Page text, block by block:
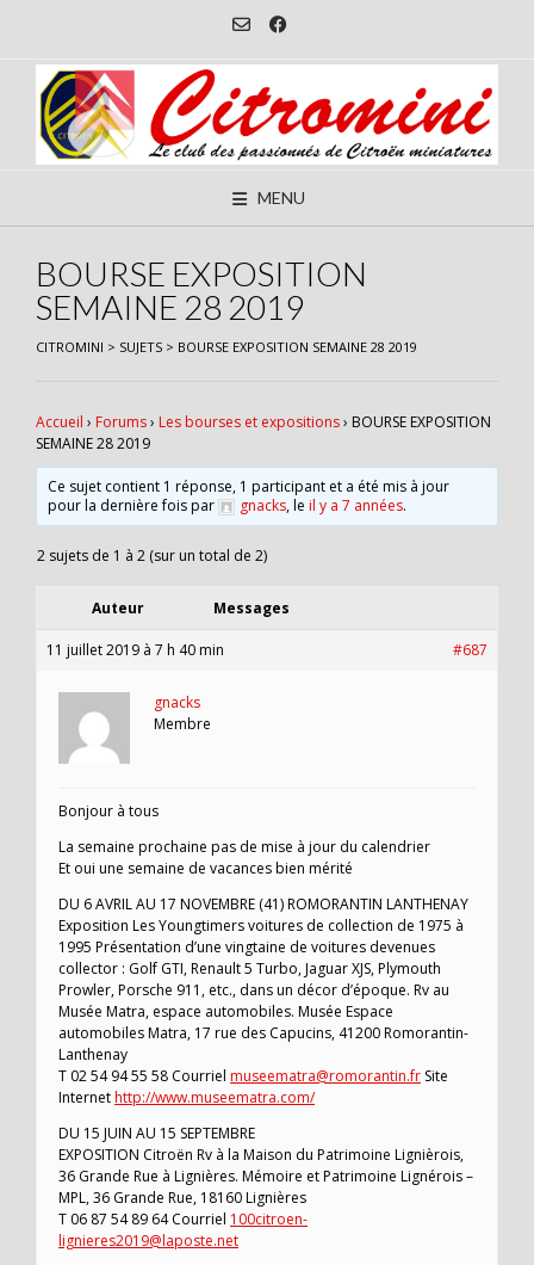
content
MENU
BOURSE EXPOSITION
SEMAINE 28 2019
CITROMINI > SUJETS > BOURSE EXPOSITION SEMAINE 28 2019
Accueil › Forums› Les bourses et expositions› BOURSE EXPOSITION
SEMAINE 28 2019
Ce sujet contient 1 réponse, 1 participant et a été mis à jour
pour la dernière fois par
gnacks, leil y a 7 années.
2 sujets de 1 à 2 (sur un total de 2)
Auteur Messages
11 juillet 2019 à 7 h 40 min #687
gnacks
Membre
Bonjour à tous
La semaine prochaine pas de mise à jour du calendrier
Et oui une semaine de vacances bien mérité
DU 6 AVRIL AU 17 NOVEMBRE (41) ROMORANTIN LANTHENAY
Exposition Les Youngtimers voitures de collection de 1975 à
1995 Présentation d’une vingtaine de voitures devenues
collector : Golf GTI, Renault 5 Turbo, Jaguar XJS, Plymouth
Prowler, Porsche 911, etc., dans un décor d’époque. Rv au
Musée Matra, espace automobiles. Musée Espace
automobiles Matra, 17 rue des Capucins, 41200 Romorantin-
Lanthenay
T 02 54 94 55 58 Courriel museematra@romorantin.fr Site
Internethttp://www.museematra.com/
DU 15 JUIN AU 15 SEPTEMBRE
EXPOSITION Citroën Rv à la Maison du Patrimoine Lignièrois,
36 Grande Rue à Lignières. Mémoire et Patrimoine Lignérois –
MPL, 36 Grande Rue, 18160 Lignières
T 06 87 54 89 64 Courriel 100citroen-
lignieres2019@laposte.net